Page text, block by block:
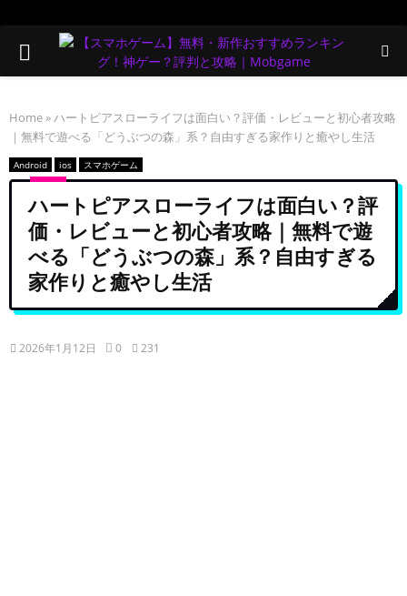
PRIMARY
Home »ハートピアスローライフは面白い？評価・レビューと初心者攻略
｜無料で遊べる「どうぶつの森」系？自由すぎる家作りと癒やし生活
Android ios スマホゲーム
ハートピアスローライフは面白い？評
価・レビューと初心者攻略｜無料で遊
べる「どうぶつの森」系？自由すぎる
家作りと癒やし生活
2026年1月12日 0 231